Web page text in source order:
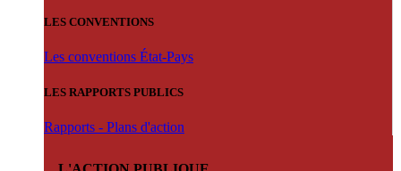
LES CONVENTIONS
Les conventions État-Pays
LES RAPPORTS PUBLICS
Rapports - Plans d'action